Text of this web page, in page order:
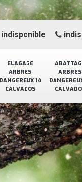
ELAGAGE
ARBRES
DANGEREUX 14
CALVADOS
ARBRES
indisponible